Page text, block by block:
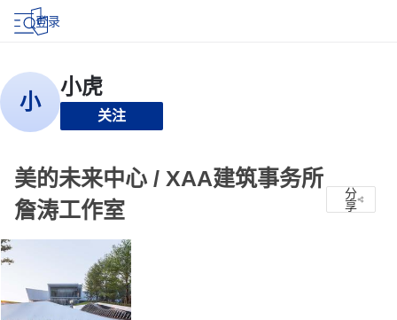
登录
关注
美的未来中心 / XAA建筑事务所
詹涛工作室
分
享